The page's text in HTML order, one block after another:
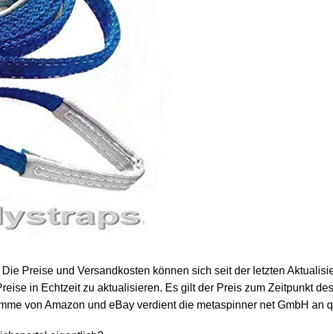
Preise und Versandkosten können sich seit der letzten
in Echtzeit zu aktualisieren. Es gilt der Preis zum Zeitpunkt
von Amazon und eBay verdient die metaspinner net GmbH an